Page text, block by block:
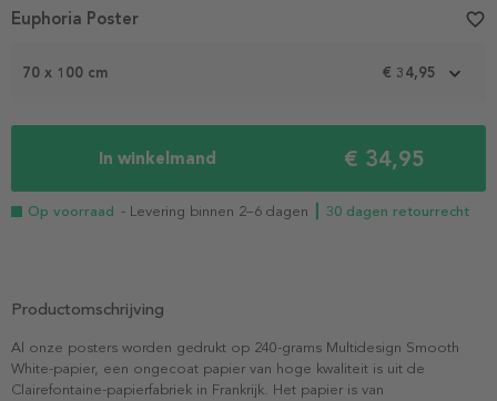
Item
5
70 x 100 cm € 34,95
In winkelmand € 34,95
Op voorraad - Levering binnen 2–6 dagen ┃ 30 dagen retourrecht
Euphoria Poster favorite_border
Productomschrijving
Al onze posters worden gedrukt op 240-grams Multidesign Smooth
White-papier, een ongecoat papier van hoge kwaliteit is uit de
Clairefontaine-papierfabriek in Frankrijk. Het papier is van